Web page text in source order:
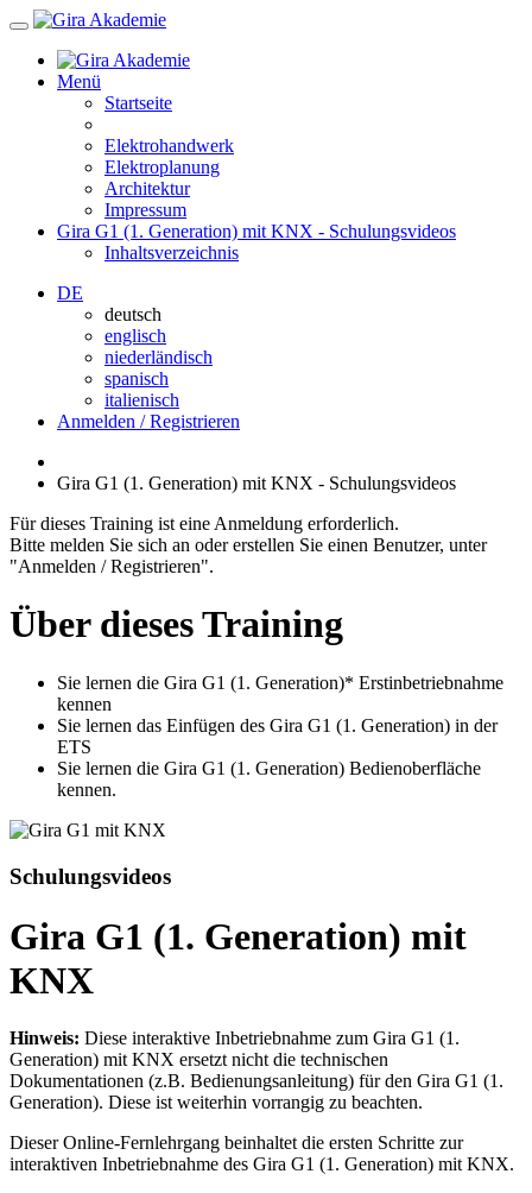
Menü
Startseite
Elektrohandwerk
Elektroplanung
Architektur
Impressum
Gira G1 (1. Generation) mit KNX - Schulungsvideos
Inhaltsverzeichnis
DE
deutsch
englisch
niederländisch
spanisch
italienisch
Anmelden / Registrieren
Gira G1 (1. Generation) mit KNX - Schulungsvideos
Für dieses Training ist eine Anmeldung erforderlich.
Bitte melden Sie sich an oder erstellen Sie einen Benutzer, unter
"Anmelden / Registrieren".
Über dieses Training
Sie lernen die Gira G1 (1. Generation)* Erstinbetriebnahme
kennen
Sie lernen das Einfügen des Gira G1 (1. Generation) in der
ETS
Sie lernen die Gira G1 (1. Generation) Bedienoberfläche
kennen.
Schulungsvideos
Gira G1 (1. Generation) mit
KNX
Hinweis: Diese interaktive Inbetriebnahme zum Gira G1 (1.
Generation) mit KNX ersetzt nicht die technischen
Dokumentationen (z.B. Bedienungsanleitung) für den Gira G1 (1.
Generation). Diese ist weiterhin vorrangig zu beachten.
Dieser Online-Fernlehrgang beinhaltet die ersten Schritte zur
interaktiven Inbetriebnahme des Gira G1 (1. Generation) mit KNX.